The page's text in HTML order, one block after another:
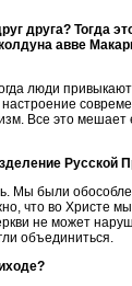
друга? Тогда
авве
люди
Все это мешает
Русской
Мы были
что во Христе
не может
объединиться.